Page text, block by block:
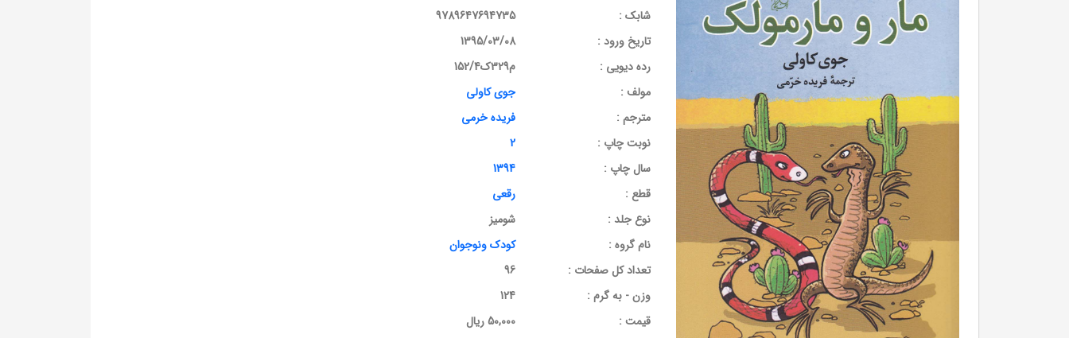
شابک :
9789647694735
تاریخ ورود :
1395/03/08
رده دیویی :
م329ک152/4
مولف :
جوی کاولی
مترجم :
فریده خرمی
نوبت چاپ :
2
سال چاپ :
1394
قطع :
رقعی
نوع جلد :
شومیز
نام گروه :
کودک ونوجوان
تعداد کل صفحات :
96
وزن - به گرم :
124
قيمت :
50,000 ریال